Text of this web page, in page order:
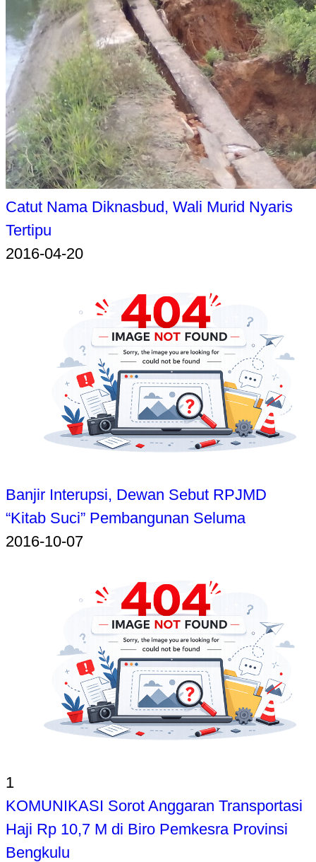
Catut Nama Diknasbud, Wali Murid Nyaris
Tertipu
2016-04-20
Banjir Interupsi, Dewan Sebut RPJMD
“Kitab Suci” Pembangunan Seluma
2016-10-07
1
KOMUNIKASI Sorot Anggaran Transportasi
Haji Rp 10,7 M di Biro Pemkesra Provinsi
Bengkulu